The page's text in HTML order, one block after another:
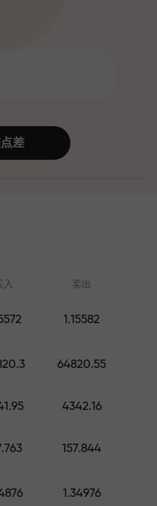
合作
心勃勃的目
、MacBook
。放心交易—
错误。存款
差
入 卖出
1.15582
64820.55
4342.16
157.844
1.34976